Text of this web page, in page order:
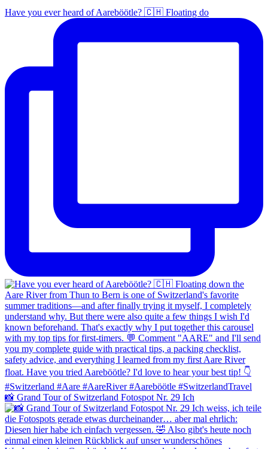
Have you ever heard of Aareböötle? 🇨🇭 Floating do
📸 Grand Tour of Switzerland Fotospot Nr. 29 Ich